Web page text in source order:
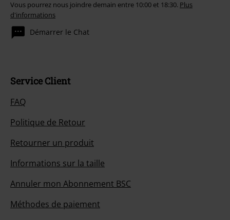
Vous pourrez nous joindre demain entre 10:00 et 18:30. Plus
d'informations
Démarrer le Chat
Service Client
FAQ
Politique de Retour
Retourner un produit
Informations sur la taille
Annuler mon Abonnement BSC
Méthodes de paiement